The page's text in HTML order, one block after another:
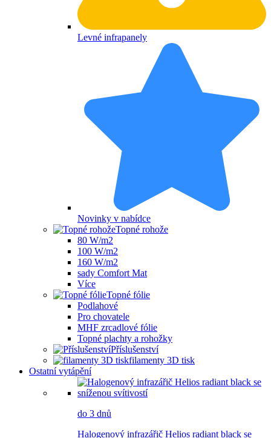
Levné infrapanely
Novinky v nabídce
Topné rohože
80 W/m2
100 W/m2
160 W/m2
sady Comfort Mat
Více
Topné fólie
Podlahové
Pro chovatele
MHF zrcadlové fólie
Topné plachty a rohožky
Příslušenství
filamenty 3D tisk
Ostatní vytápění
do 3 dnů
Halogenový infrazářič Helios radiant black se